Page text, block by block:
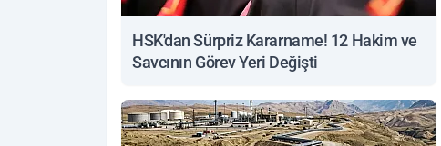
HSK'dan Sürpriz Kararname! 12 Hakim ve
Savcının Görev Yeri Değişti